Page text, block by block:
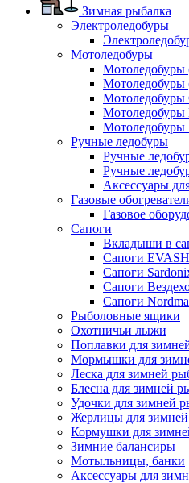
Зимная рыбалка
Электроледобуры
Мотоледобуры
Мотоледобуры
Мотоледобуры
Мотоледобуры
Мотоледобуры
Ручные ледобуры
Ручные
Ручные
Аксессуары
Газовые
Газовое
Сапоги
Вкладыши в
Сапоги
Сапоги
Сапоги
Сапоги
Рыболовные ящики
Охотничьи лыжи
Поплавки для
Мормышки для
Леска для зимней
Блесна для зимней
Удочки для зимней
Жерлицы для
Кормушки для
Зимние балансиры
Мотыльницы, банки
Аксессуары для